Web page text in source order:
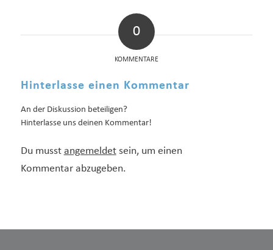
0
KOMMENTARE
Hinterlasse einen Kommentar
An der Diskussion beteiligen?
Hinterlasse uns deinen Kommentar!
Du musst angemeldetsein, um einen
Kommentar abzugeben.